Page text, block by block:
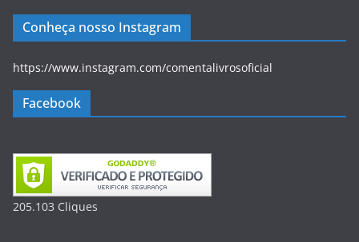
Conheça nosso Instagram
https://www.instagram.com/comentalivrosoficial
Facebook
205.103 Cliques